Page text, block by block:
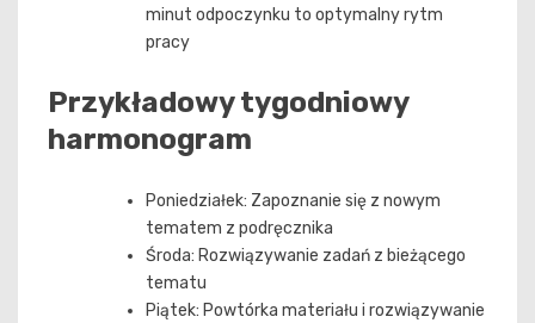
minut odpoczynku to optymalny rytm
pracy
Przykładowy tygodniowy
harmonogram
Poniedziałek: Zapoznanie się z nowym
tematem z podręcznika
Środa: Rozwiązywanie zadań z bieżącego
tematu
Piątek: Powtórka materiału i rozwiązywanie